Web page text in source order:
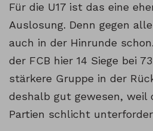
Für die U17 ist das eine
Auslosung. Denn gegen
auch in der Hinrunde
der FCB hier 14 Siege bei
stärkere Gruppe in der
deshalb gut gewesen, weil
Partien schlicht